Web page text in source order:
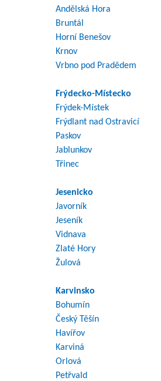
Andělská Hora
Bruntál
Horní Benešov
Krnov
Vrbno pod Pradědem
Frýdecko-Místecko
Frýdek-Místek
Frýdlant nad Ostravicí
Paskov
Jablunkov
Třinec
Jesenicko
Javorník
Jeseník
Vidnava
Zlaté Hory
Žulová
Karvinsko
Bohumín
Český Těšín
Havířov
Karviná
Orlová
Petřvald